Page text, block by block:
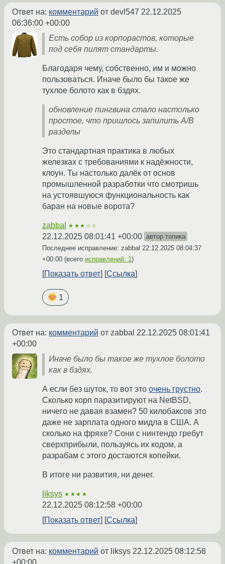
Ответ на: комментарий от devl547 22.12.2025
06:36:00 +00:00
Есть собор из корпорастов, которые
под себя пилят стандарты.
Благодаря чему, собственно, им и можно
пользоваться. Иначе было бы такое же
тухлое болото как в бздях.
обновление пингвина стало настолько
простое, что пришлось запилить A/B
разделы
Это стандартная практика в любых
железках с требованиями к надёжности,
клоун. Ты настолько далёк от основ
промышленной разработки что смотришь
на устоявшуюся функциональность как
баран на новые ворота?
zabbal ★★★☆☆
22.12.2025 08:01:41 +00:00 автор топика
Последнее исправление: zabbal 22.12.2025 08:04:37
+00:00 (всего исправлений: 1)
Показать ответ Ссылка
1
Ответ на: комментарий от zabbal 22.12.2025 08:01:41
+00:00
Иначе было бы такое же тухлое болото
как в бздях.
А если без шуток, то вот это очень грустно.
Сколько корп паразитируют на NetBSD,
ничего не давая взамен? 50 килобаксов это
даже не зарплата одного мидла в США. А
сколько на фряхе? Сони с нинтендо гребут
сверхприбыли, пользуясь их кодом, а
разрабам с этого достаются копейки.
В итоге ни развития, ни денег.
liksys ★★★★
22.12.2025 08:12:58 +00:00
Показать ответ
Ссылка
Ответ на: комментарий от liksys 22.12.2025 08:12:58